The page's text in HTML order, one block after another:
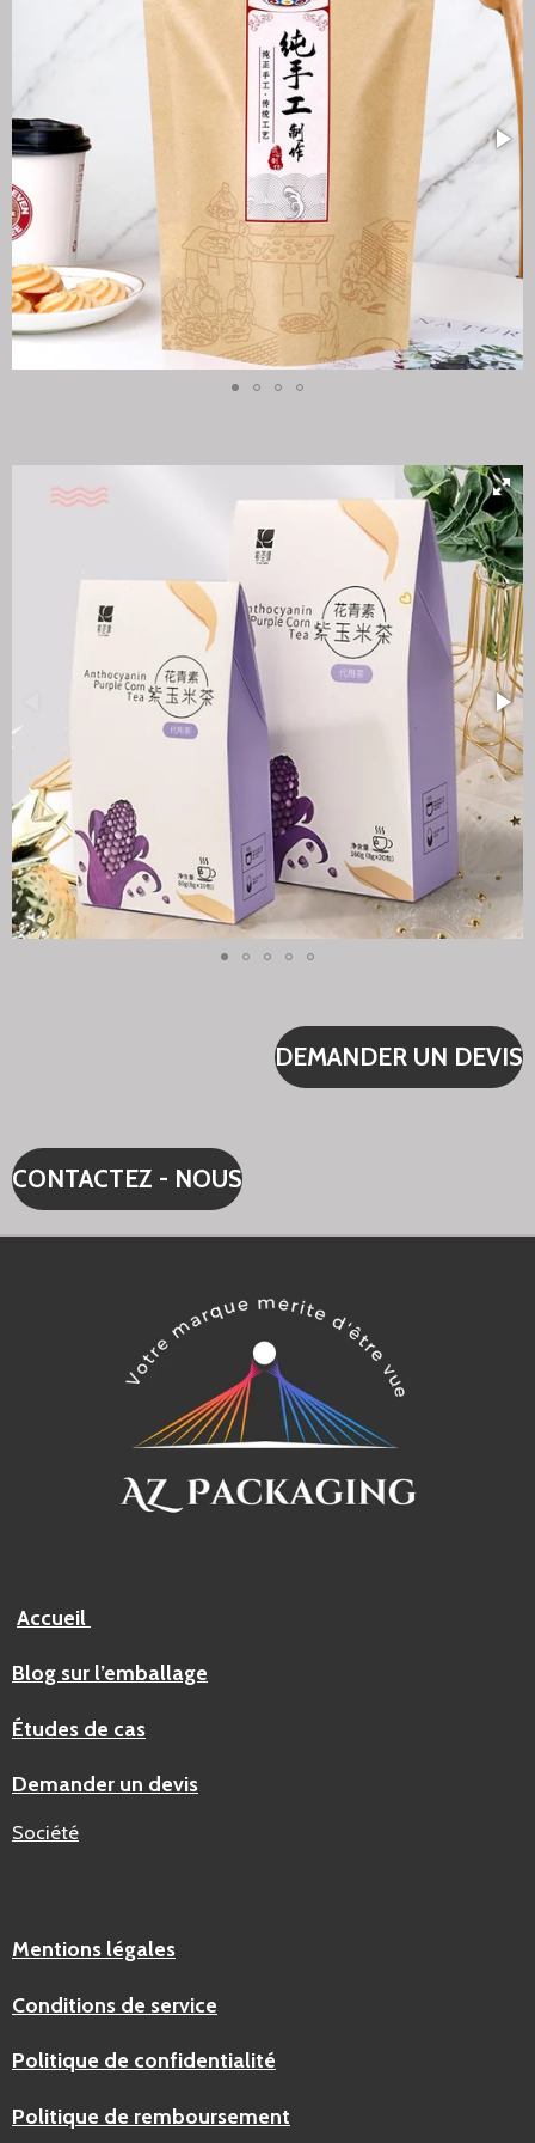
DEMANDER UN DEVIS
CONTACTEZ - NOUS
Accueil
Blog sur l’emballage
Études de cas
Demander un devis
Société
Mentions légales
Conditions de service
Politique de confidentialité
Politique de remboursement